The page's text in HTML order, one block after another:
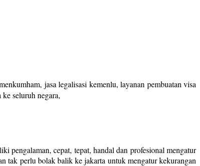
jasa legalisasi kemenlu, layanan pembuatan visa
seluruh negara,
pengalaman, cepat, tepat, handal dan profesional mengatur
tak perlu bolak balik ke jakarta untuk mengatur kekurangan